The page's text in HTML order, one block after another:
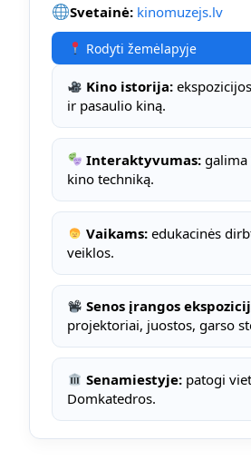
Svetainė: kinomuzejs.lv
Rodyti žemėlapyje
Kino istorija:
ir pasaulio kiną.
Interaktyvumas: galima
kino techniką.
Vaikams: edukacinės
veiklos.
Senos įrangos
projektoriai, juostos, garso
Senamiestyje: patogi
Domkatedros.